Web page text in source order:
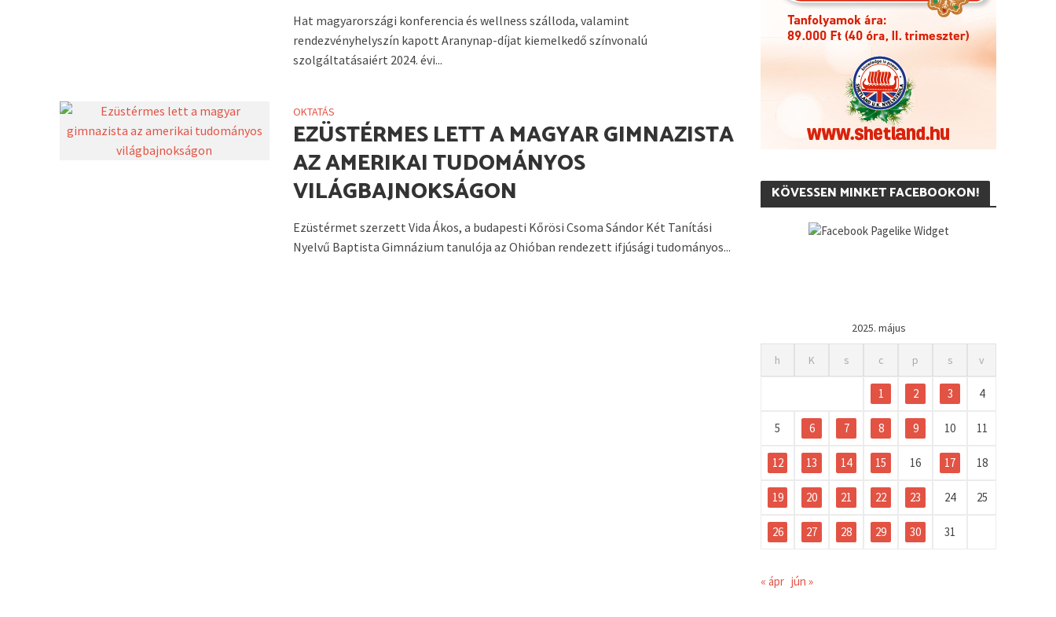
Hat magyarországi konferencia és wellness szálloda, valamint
rendezvényhelyszín kapott Aranynap-díjat kiemelkedő színvonalú
szolgáltatásaiért 2024. évi...
OKTATÁS
EZÜSTÉRMES LETT A MAGYAR GIMNAZISTA
AZ AMERIKAI TUDOMÁNYOS
VILÁGBAJNOKSÁGON
Ezüstérmet szerzett Vida Ákos, a budapesti Kőrösi Csoma Sándor Két Tanítási
Nyelvű Baptista Gimnázium tanulója az Ohióban rendezett ifjúsági tudományos...
KÖVESSEN MINKET FACEBOOKON!
2025. május
h K s c p s v
1 2 3 4
5 6 7 8 9 10 11
12 13 14 15 16 17 18
19 20 21 22 23 24 25
26 27 28 29 30 31
« ápr jún »